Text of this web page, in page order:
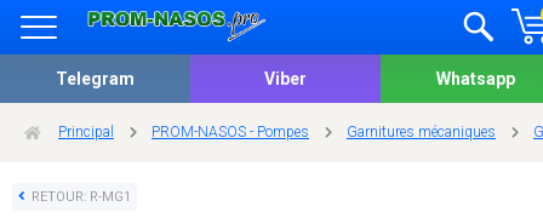
Telegram Viber Whatsapp
Principal PROM-NASOS - Pompes Garnitures mécaniques
RETOUR: R-MG1